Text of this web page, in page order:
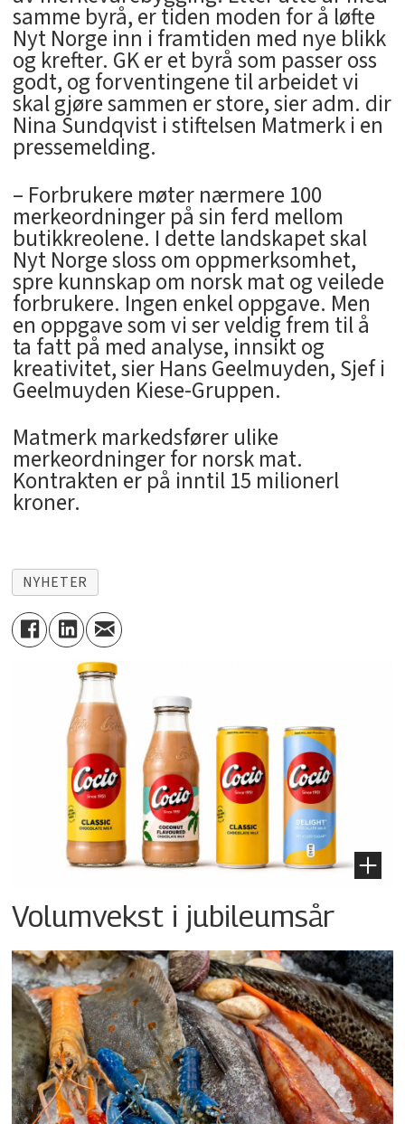
samme byrå, er tiden moden for å løfte
Nyt Norge inn i framtiden med nye blikk
og krefter. GK er et byrå som passer oss
godt, og forventingene til arbeidet vi
skal gjøre sammen er store, sier adm. dir
Nina Sundqvist i stiftelsen Matmerk i en
pressemelding.
– Forbrukere møter nærmere 100
merkeordninger på sin ferd mellom
butikkreolene. I dette landskapet skal
Nyt Norge sloss om oppmerksomhet,
spre kunnskap om norsk mat og veilede
forbrukere. Ingen enkel oppgave. Men
en oppgave som vi ser veldig frem til å
ta fatt på med analyse, innsikt og
kreativitet, sier Hans Geelmuyden, Sjef i
Geelmuyden Kiese-Gruppen.
Matmerk markedsfører ulike
merkeordninger for norsk mat.
Kontrakten er på inntil 15 milionerl
kroner.
NYHETER
Volumvekst i jubileumsår